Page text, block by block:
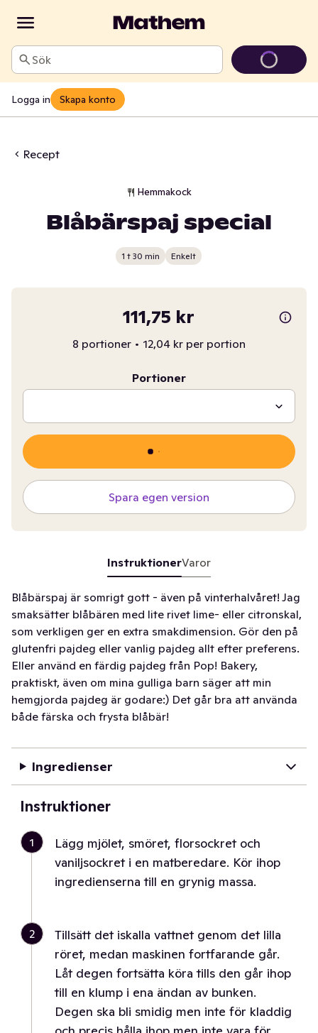
Sök
Logga in Skapa konto
Recept
Hemmakock
Blåbärspaj special
1 t 30 min Enkelt
111,75 kr
8 portioner • 12,04 kr per portion
Portioner
Spara egen version
InstruktionerVaror
Blåbärspaj är somrigt gott - även på vinterhalvåret! Jag
smaksätter blåbären med lite rivet lime- eller citronskal,
som verkligen ger en extra smakdimension. Gör den på
glutenfri pajdeg eller vanlig pajdeg allt efter preferens.
Eller använd en färdig pajdeg från Pop! Bakery,
praktiskt, även om mina gulliga barn säger att min
hemgjorda pajdeg är godare:) Det går bra att använda
både färska och frysta blåbär!
Ingredienser
Instruktioner
1
Lägg mjölet, smöret, florsockret och
vaniljsockret i en matberedare. Kör ihop
ingredienserna till en grynig massa.
2
Tillsätt det iskalla vattnet genom det lilla
röret, medan maskinen fortfarande går.
Låt degen fortsätta köra tills den går ihop
till en klump i ena ändan av bunken.
Degen ska bli smidig men inte för kladdig